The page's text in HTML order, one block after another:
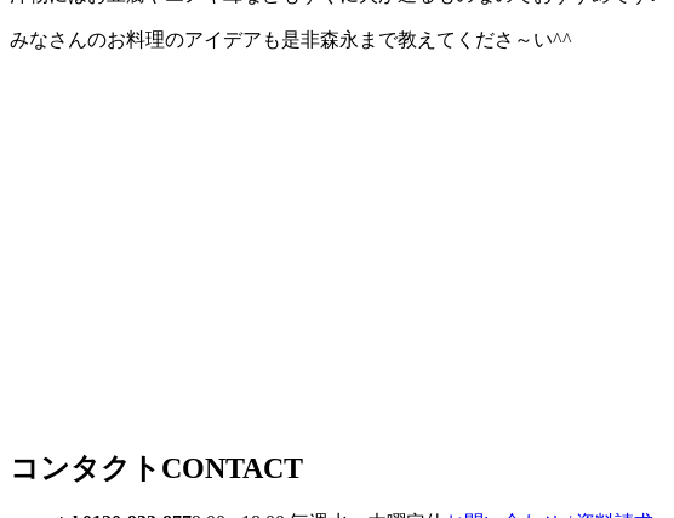
みなさんのお料理のアイデアも是非森永まで教えてくださ～い^^
コンタクト CONTACT